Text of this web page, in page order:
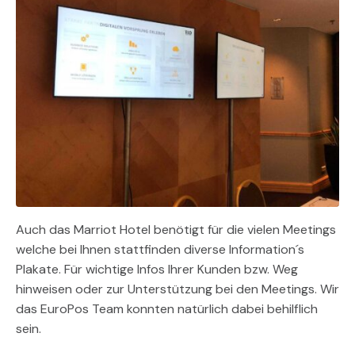
Auch das Marriot Hotel benötigt für die vielen Meetings
welche bei Ihnen stattfinden diverse Information´s
Plakate. Für wichtige Infos Ihrer Kunden bzw. Weg
hinweisen oder zur Unterstützung bei den Meetings. Wir
das EuroPos Team konnten natürlich dabei behilflich
sein.